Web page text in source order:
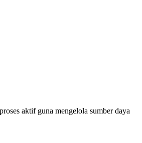
aktif guna mengelola sumber daya